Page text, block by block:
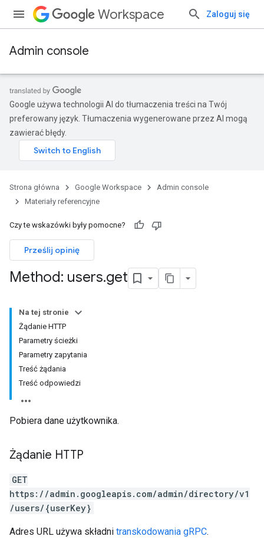
Workspace Zaloguj się
Admin console
Google używa technologii AI do tłumaczenia treści na Twój
preferowany język. Tłumaczenia wygenerowane przez AI mogą
zawierać błędy.
Strona główna Google Workspace
Admin console
Materiały referencyjne
Czy te wskazówki były pomocne?
Prześlij opinię
Method: users.get
Na tej stronie
Żądanie HTTP
Parametry ścieżki
Parametry zapytania
Treść żądania
Treść odpowiedzi
Pobiera dane użytkownika.
Żądanie HTTP
GET
https://admin.googleapis.com/admin/directory/v1
/users/{userKey}
Adres URL używa składni transkodowania gRPC.